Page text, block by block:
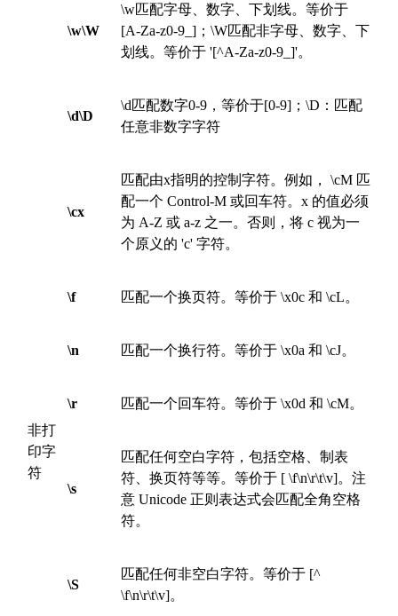
\w\W
\w匹配字母、数字、下划线。等价于
[A-Za-z0-9_]；\W匹配非字母、数字、下
划线。等价于 '[^A-Za-z0-9_]'。
\d\D
\d匹配数字0-9，等价于[0-9]；\D：匹配
任意非数字字符
非打
印字
符
\cx
匹配由x指明的控制字符。例如， \cM 匹
配一个 Control-M 或回车符。x 的值必须
为 A-Z 或 a-z 之一。否则，将 c 视为一
个原义的 'c' 字符。
\f 匹配一个换页符。等价于 \x0c 和 \cL。
\n 匹配一个换行符。等价于 \x0a 和 \cJ。
\r 匹配一个回车符。等价于 \x0d 和 \cM。
\s
匹配任何空白字符，包括空格、制表
符、换页符等等。等价于 [ \f\n\r\t\v]。注
意 Unicode 正则表达式会匹配全角空格
符。
\S
匹配任何非空白字符。等价于 [^
\f\n\r\t\v]。